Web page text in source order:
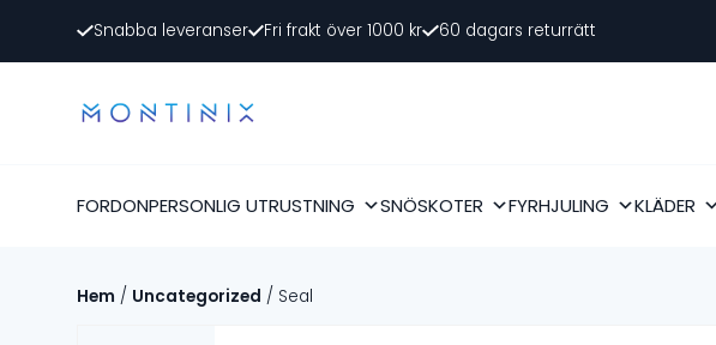
Snabba leveranser Fri frakt över 1000 kr 60 dagars returrätt
FORDONPERSONLIG UTRUSTNING SNÖSKOTER FYRHJULING KLÄDER
Hem / Uncategorized / Seal